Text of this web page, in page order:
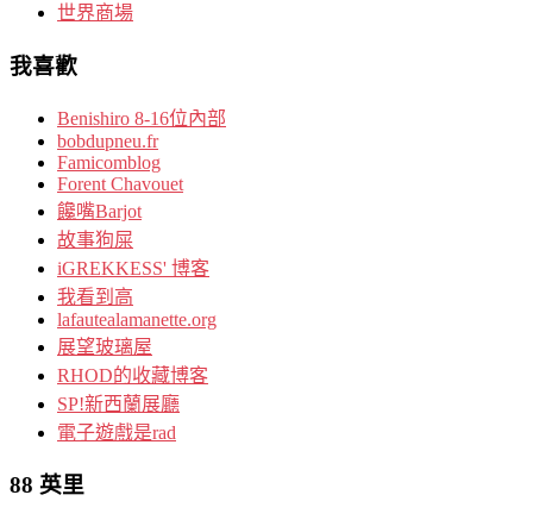
世界商場
我喜歡
Benishiro 8-16位內部
bobdupneu.fr
Famicomblog
Forent Chavouet
饞嘴Barjot
故事狗屎
iGREKKESS' 博客
我看到高
lafautealamanette.org
展望玻璃屋
RHOD的收藏博客
SP!新西蘭展廳
電子遊戲是rad
88 英里